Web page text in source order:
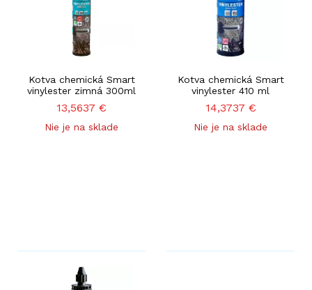
Kotva chemická Smart
vinylester zimná 300ml
13,5637 €
Nie je na sklade
Kotva chemická Smart
vinylester 410 ml
14,3737 €
Nie je na sklade